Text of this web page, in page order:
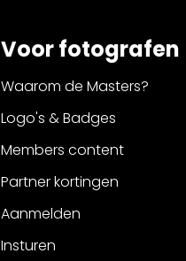
Voor fotografen
Waarom de Masters?
Logo's & Badges
Members content
Partner kortingen
Aanmelden
Insturen